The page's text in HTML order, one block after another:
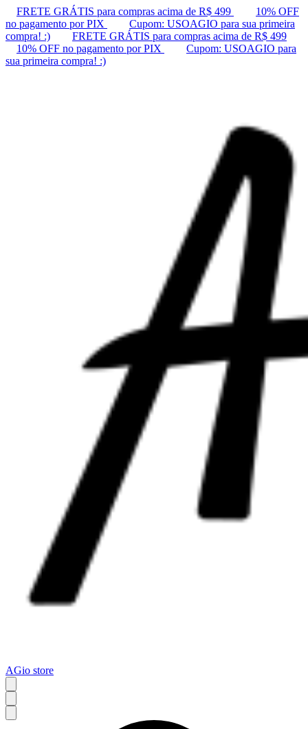
FRETE GRÁTIS para compras acima de R$ 499
10% OFF
no pagamento por PIX
Cupom: USOAGIO para sua primeira
compra! :)
FRETE GRÁTIS para compras acima de R$ 499
10% OFF no pagamento por PIX
Cupom: USOAGIO para
sua primeira compra! :)
AGio store